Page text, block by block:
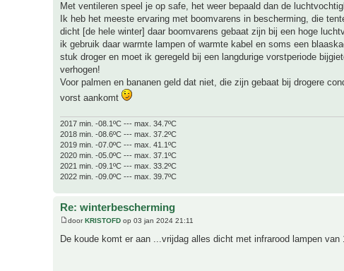
Met ventileren speel je op safe, het weer bepaald dan de
Ik heb het meeste ervaring met boomvarens in bescherming, die
dicht [de hele winter] daar boomvarens gebaat zijn bij een hoge
ik gebruik daar warmte lampen of warmte kabel en soms een
stuk droger en moet ik geregeld bij een langdurige vorstperiode
verhogen!
Voor palmen en bananen geld dat niet, die zijn gebaat bij drogere
vorst aankomt
2017 min. -08.1ºC --- max. 34.7ºC
2018 min. -08.6ºC --- max. 37.2ºC
2019 min. -07.0ºC --- max. 41.1ºC
2020 min. -05.0ºC --- max. 37.1ºC
2021 min. -09.1ºC --- max. 33.2ºC
2022 min. -09.0ºC --- max. 39.7ºC
Re: winterbescherming
doorKRISTOFD op 03 jan 2024 21:11
De koude komt er aan ...vrijdag alles dicht met infrarood lampen van